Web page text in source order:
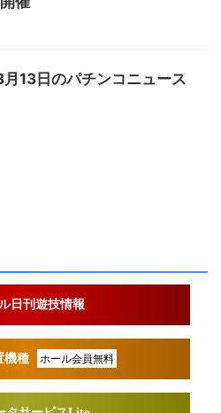
13日のパチンコニュース
日刊遊技情報
機種 ホール会員無料